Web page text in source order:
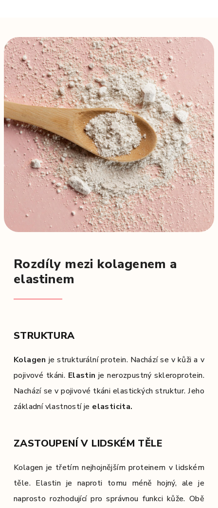
Rozdíly mezi kolagenem a
elastinem
STRUKTURA
Kolagen je strukturální protein. Nachází se v kůži a v
pojivové tkáni. Elastin je nerozpustný skleroprotein.
Nachází se v pojivové tkáni elastických struktur. Jeho
základní vlastností je elasticita.
ZASTOUPENÍ V LIDSKÉM TĚLE
Kolagen je třetím nejhojnějším proteinem v lidském
těle. Elastin je naproti tomu méně hojný, ale je
naprosto rozhodující pro správnou funkci kůže. Obě